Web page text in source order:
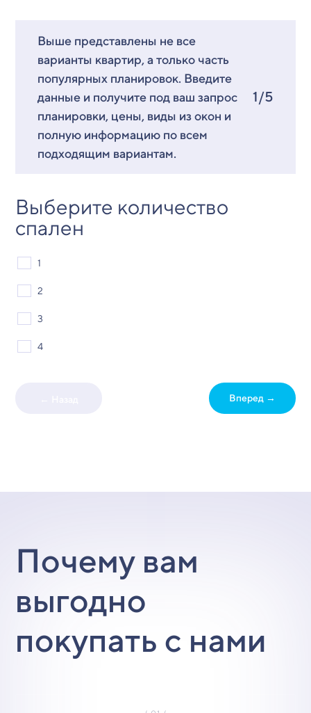
Выше представлены не все
варианты квартир, а только часть
популярных планировок. Введите
данные и получите под ваш запрос
планировки, цены, виды из окон и
полную информацию по всем
подходящим вариантам.
1/5
Выберите количество
спален
1
2
3
4
Вперед →
Почему вам
выгодно
покупать с нами